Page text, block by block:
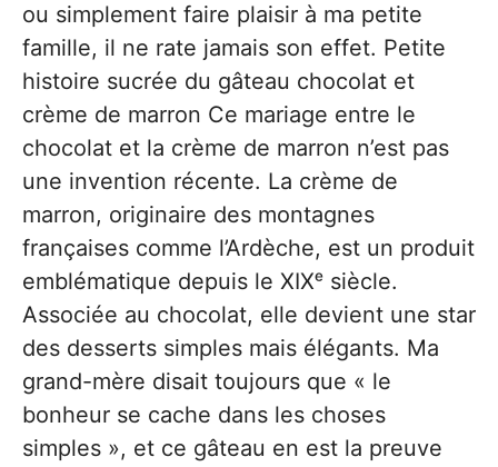
ou simplement faire plaisir à ma petite
famille, il ne rate jamais son effet. Petite
histoire sucrée du gâteau chocolat et
crème de marron Ce mariage entre le
chocolat et la crème de marron n’est pas
une invention récente. La crème de
marron, originaire des montagnes
françaises comme l’Ardèche, est un produit
emblématique depuis le XIXᵉ siècle.
Associée au chocolat, elle devient une star
des desserts simples mais élégants. Ma
grand-mère disait toujours que « le
bonheur se cache dans les choses
simples », et ce gâteau en est la preuve